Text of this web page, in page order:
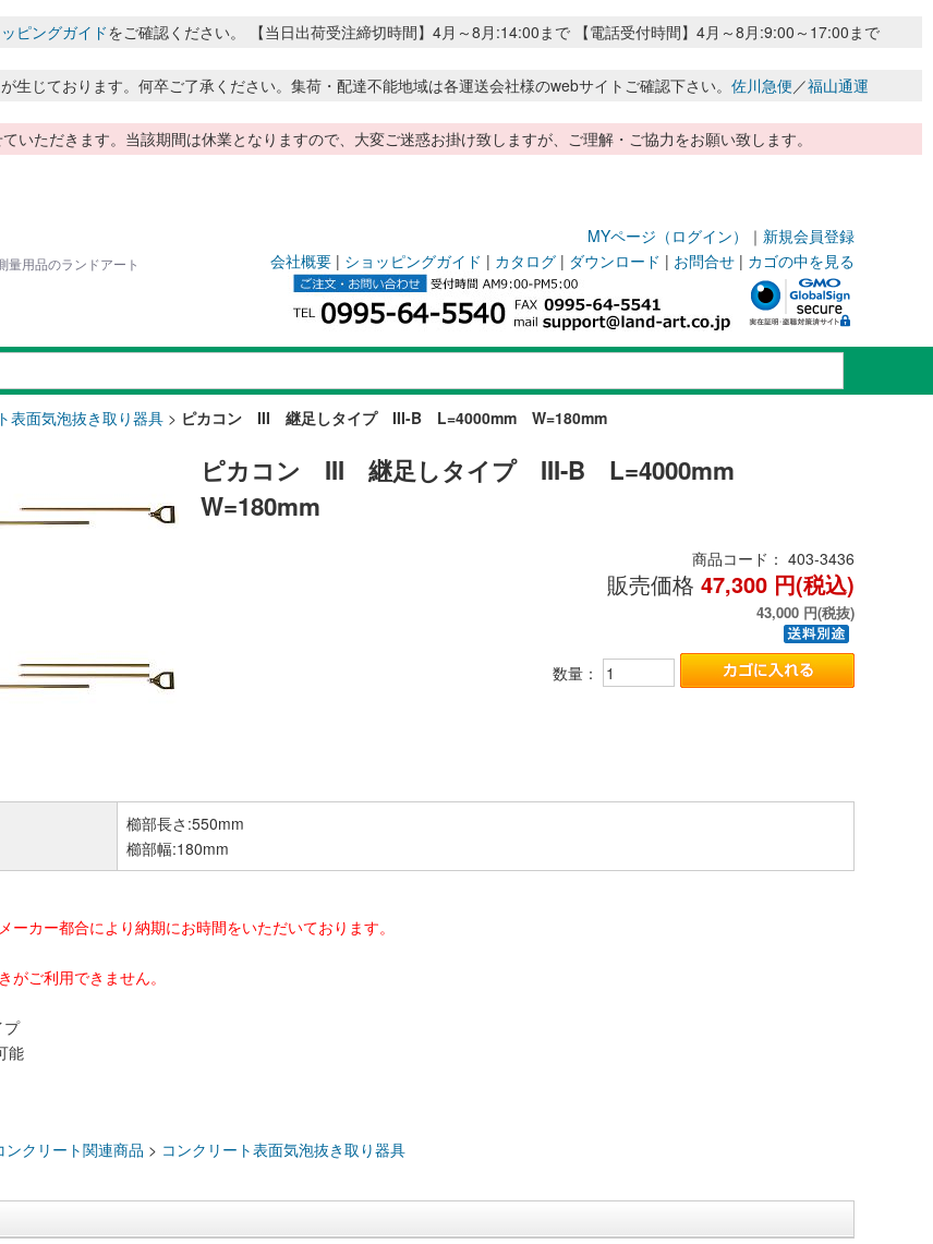
ピングガイドをご確認ください。 【当日出荷受注締切時間】4月～8月:14:00まで 【電話受付時間】4月～8月:9:00～17:00まで
じております。何卒ご了承ください。集荷・配達不能地域は各運送会社様のwebサイトご確認下さい。 佐川急便／福山通運
いただきます。当該期間は休業となりますので、大変ご迷惑お掛け致しますが、ご理解・ご協力をお願い致します。
MYページ（ログイン） ｜ 新規会員登録
用品のランドアート 会社概要 | ショッピングガイド | カタログ | ダウンロード | お問合せ | カゴの中を見る
表面気泡抜き取り器具 > ピカコン III 継足しタイプ III-B L=4000mm W=180mm
ピカコン III 継足しタイプ III-B L=4000mm
W=180mm
商品コード： 403-3436
販売価格 47,300 円(税込)
43,000 円(税抜)
数量：
櫛部長さ:550mm
櫛部幅:180mm
ーカー都合により納期にお時間をいただいております。
がご利用できません。
プ
能
ンクリート関連商品 > コンクリート表面気泡抜き取り器具